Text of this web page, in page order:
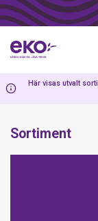
Här visas utvalt
Sortiment